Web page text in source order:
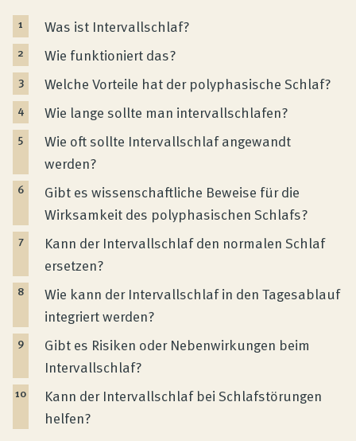
Was ist Intervallschlaf?
Wie funktioniert das?
Welche Vorteile hat der polyphasische Schlaf?
Wie lange sollte man intervallschlafen?
Wie oft sollte Intervallschlaf angewandt
werden?
Gibt es wissenschaftliche Beweise für die
Wirksamkeit des polyphasischen Schlafs?
Kann der Intervallschlaf den normalen Schlaf
ersetzen?
Wie kann der Intervallschlaf in den Tagesablauf
integriert werden?
Gibt es Risiken oder Nebenwirkungen beim
Intervallschlaf?
Kann der Intervallschlaf bei Schlafstörungen
helfen?